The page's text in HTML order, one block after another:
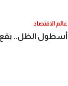
عالم الاقتصاد
أسطول الظل.. بقع